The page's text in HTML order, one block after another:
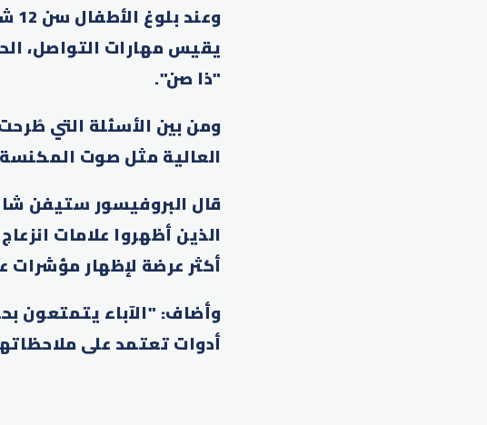
يقيس مهارات التواصل،
"ذا صن".
ومن بين الأسئلة التي
العالية مثل صوت المكنسة
قال البروفيسور ستيفن
الذين أظهروا علامات
أكثر عرضة لإظهار
وأضاف: "الآباء يتمتعون
أدوات تعتمد على